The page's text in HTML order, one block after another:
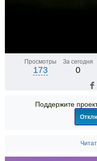
Просмотры
173
За сегодня
0
Поддержите